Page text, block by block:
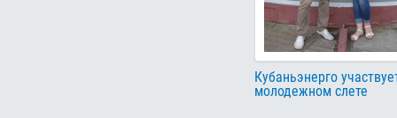
Кубаньэнерго
молодежном слете